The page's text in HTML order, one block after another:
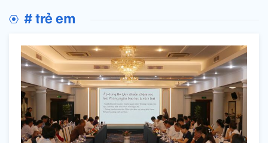
# trẻ em